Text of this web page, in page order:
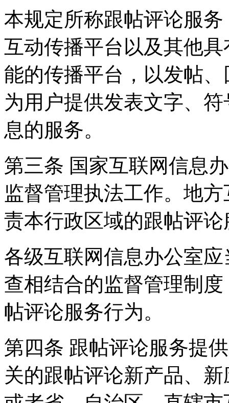
本规定所称跟帖评论服
互动传播平台以及其他
能的传播平台，以发帖
为用户提供发表文字、
息的服务。
第三条 国家互联网信息
监督管理执法工作。地
责本行政区域的跟帖评
各级互联网信息办公室
查相结合的监督管理制
帖评论服务行为。
第四条 跟帖评论服务提
关的跟帖评论新产品、